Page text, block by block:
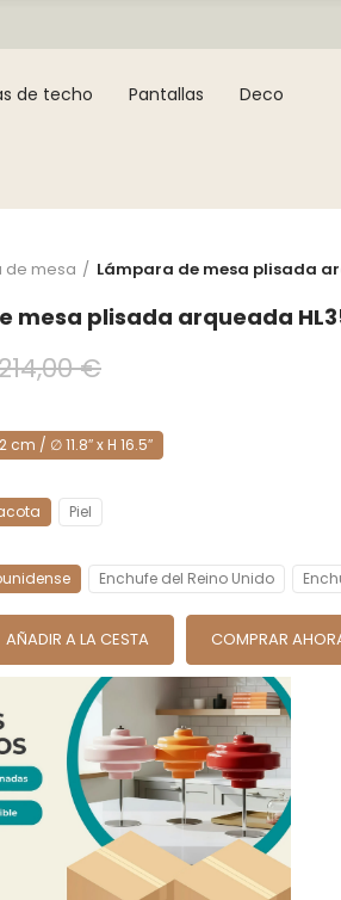
de techo Pantallas Deco
de mesa Lámpara de mesa plisada
mesa plisada arqueada
€
/ ∅ 11.8″ x H 16.5″
Piel
Enchufe del Reino Unido
AÑADIR A LA CESTA COMPRAR